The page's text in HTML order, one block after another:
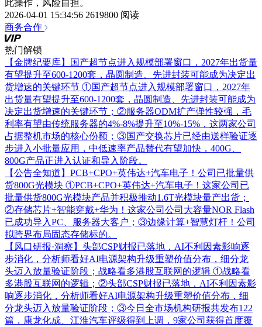
此操作，风险自担。
2026-04-01 15:34:56 2619800 阅读
商务合作
热门解锁
【金牌纪要库】国产超节点进入规模部署窗口，2027年出货量
有望提升至600-1200套，晶圆制造、先进封装可能成为决定出
货增速的关键环节 ①国产超节点进入规模部署窗口，2027年
出货量有望提升至600-1200套，晶圆制造、先进封装可能成为
决定出货增速的关键环节；②服务器ODM扩产弹性较强，毛
利率有望由传统服务器的4%-8%提升至10%-15%，这两家公司
占据整机市场的核心份额；③国产交换芯片已经由送样验证逐
步进入小批量应用，中低速率产品替代有望加快，400G、
800G产品正进入认证和导入阶段。
【公告全知道】PCB+CPO+英伟达+汽车电子！公司已批量供
货800G光模块 ①PCB+CPO+英伟达+汽车电子！这家公司已
批量供货800G光模块产品并积极推动1.6T光模块量产出货；
②存储芯片+智能穿戴+华为！这家公司公司大容量NOR Flash
已成功导入PC、服务器大客户；③边缘计算+智慧灯杆！公司
拟跨界布局固态存储标的。
【风口研报·洞察】头部CSP财报已落地，AI不利因素影响逐
步消化，分析师看好AI电源架构升级重塑价值分布，细分龙
头迈入放量验证阶段；战略看多港股互联网的逻辑 ①战略看
多港股互联网的逻辑；②头部CSP财报已落地，AI不利因素影
响逐步消化，分析师看好AI电源架构升级重塑价值分布，细
分龙头迈入放量验证阶段；③今日全市场机构研报共发布122
篇，康龙化成、江淮汽车评级得到上调，9家公司获得首度覆